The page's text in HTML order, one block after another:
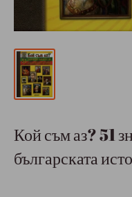
Кой съм аз? 51
българската